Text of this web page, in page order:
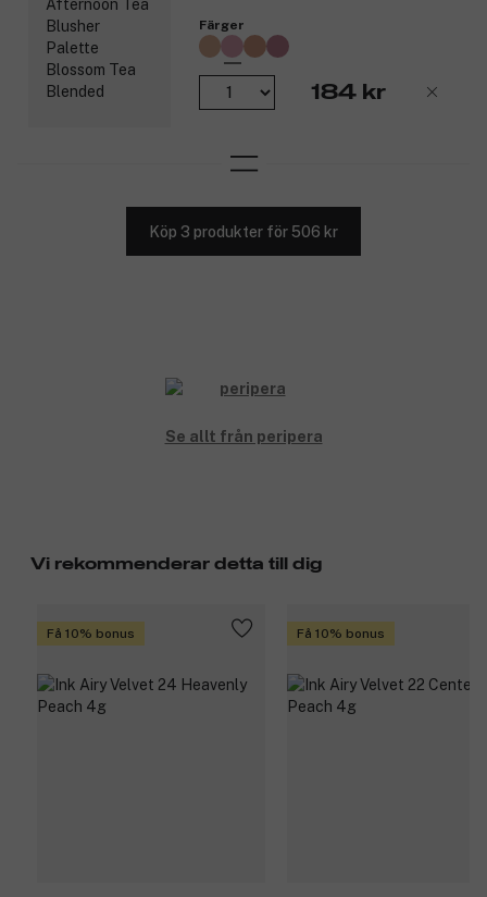
Färger
184 kr
Köp 3 produkter för 506 kr
Se allt från peripera
Vi rekommenderar detta till dig
Få 10% bonus Få 10% bonus